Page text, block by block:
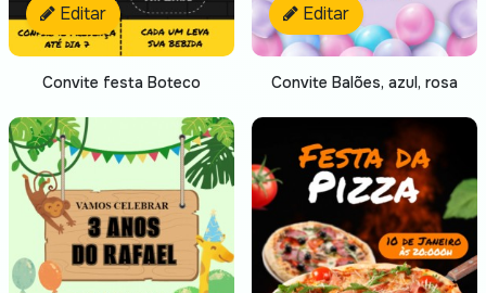
Editar
Convite festa Boteco
Editar
Convite Balões, azul, rosa